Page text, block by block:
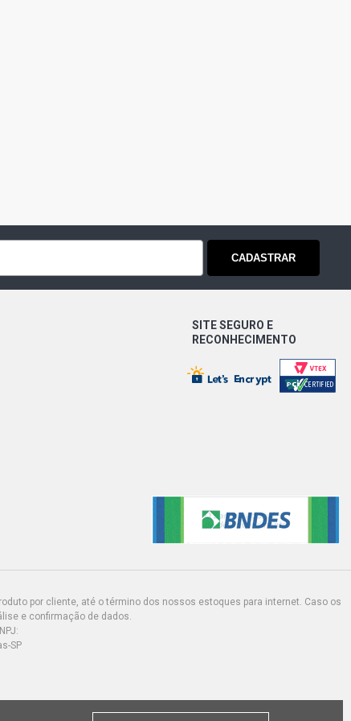
CADASTRAR
SITE SEGURO E
RECONHECIMENTO
por cliente, até o término dos nossos estoques para internet. Caso os
e confirmação de dados.
SP